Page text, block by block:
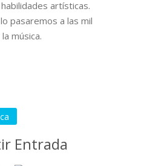
artísticas.
pasaremos a las mil
música.
Entrada